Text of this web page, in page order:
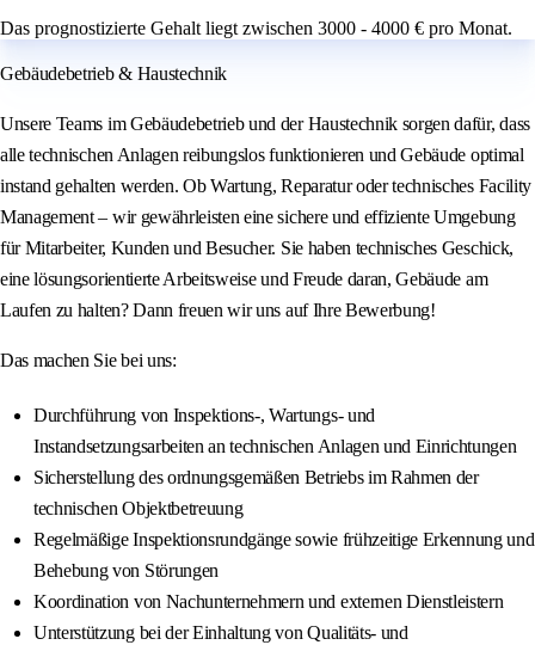
Das prognostizierte Gehalt liegt zwischen 3000 - 4000 € pro Monat.
Gebäudebetrieb & Haustechnik
Unsere Teams im Gebäudebetrieb und der Haustechnik sorgen dafür, dass
alle technischen Anlagen reibungslos funktionieren und Gebäude optimal
instand gehalten werden. Ob Wartung, Reparatur oder technisches Facility
Management – wir gewährleisten eine sichere und effiziente Umgebung
für Mitarbeiter, Kunden und Besucher. Sie haben technisches Geschick,
eine lösungsorientierte Arbeitsweise und Freude daran, Gebäude am
Laufen zu halten? Dann freuen wir uns auf Ihre Bewerbung!
Das machen Sie bei uns:
Durchführung von Inspektions-, Wartungs- und
Instandsetzungsarbeiten an technischen Anlagen und Einrichtungen
Sicherstellung des ordnungsgemäßen Betriebs im Rahmen der
technischen Objektbetreuung
Regelmäßige Inspektionsrundgänge sowie frühzeitige Erkennung und
Behebung von Störungen
Koordination von Nachunternehmern und externen Dienstleistern
Unterstützung bei der Einhaltung von Qualitäts- und